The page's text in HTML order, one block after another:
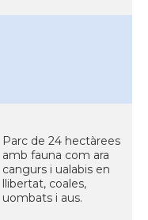
Parc de 24 hectàrees
amb fauna com ara
cangurs i ualabis en
llibertat, coales,
uombats i aus.